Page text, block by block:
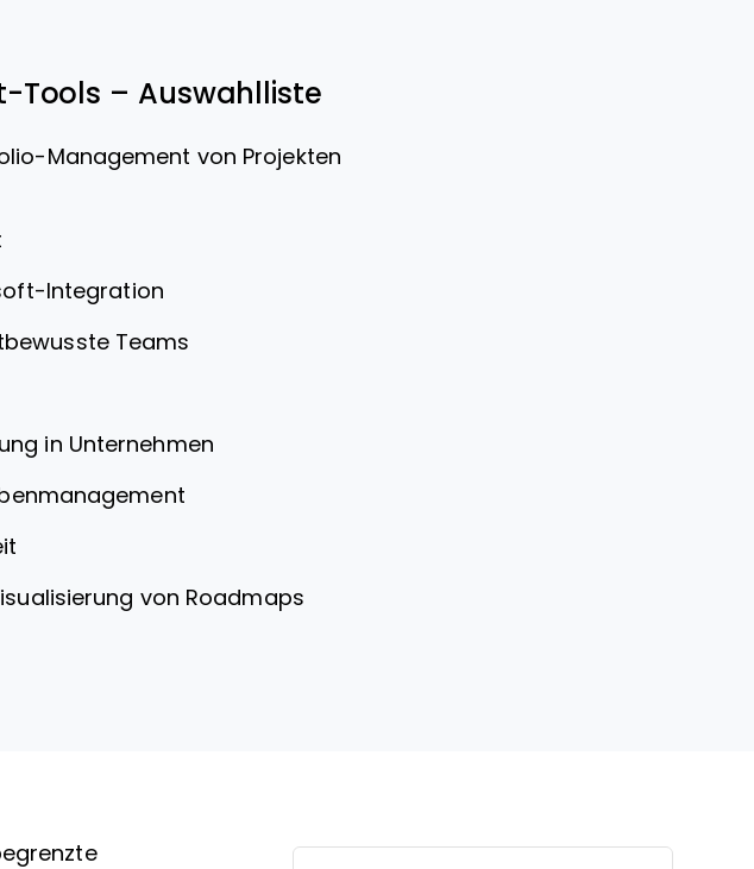
Tools – Auswahlliste
Management von Projekten
Integration
Teams
in Unternehmen
von Roadmaps